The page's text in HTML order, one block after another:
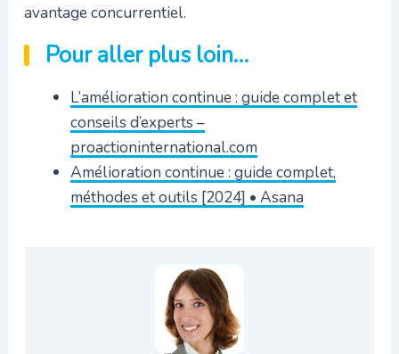
avantage concurrentiel.
Pour aller plus loin…
L’amélioration continue : guide complet et
conseils d’experts –
proactioninternational.com
Amélioration continue : guide complet,
méthodes et outils [2024] • Asana